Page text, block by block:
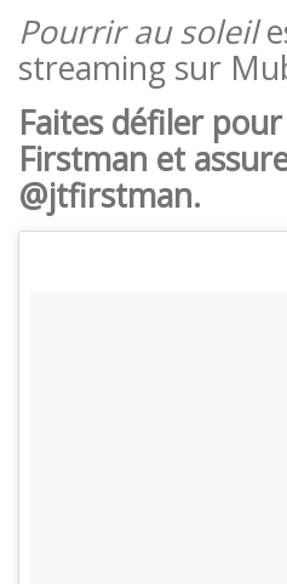
Pourrir au soleil
streaming sur
Faites défiler
Firstman et
@jtfirstman.